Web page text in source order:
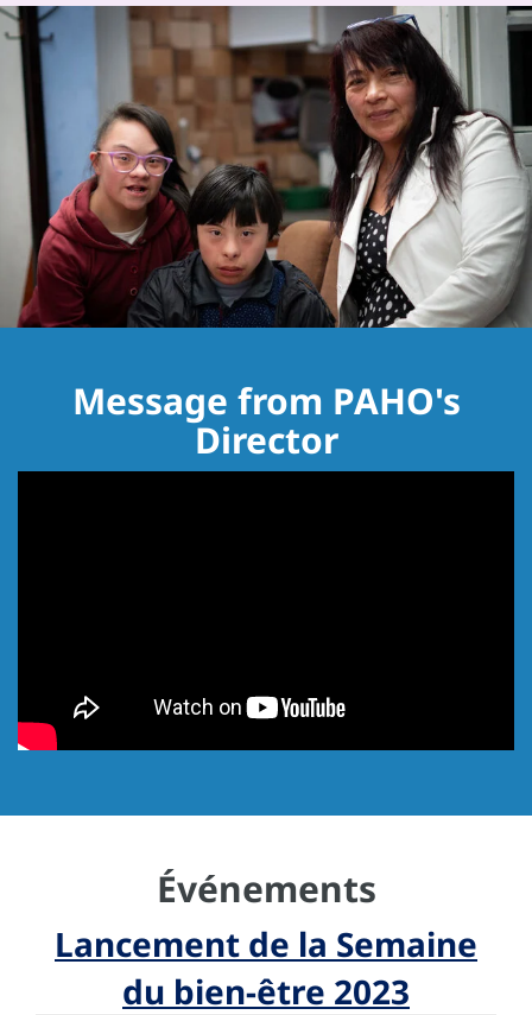
Message from PAHO's
Director
Événements
Lancement de la Semaine
du bien-être 2023